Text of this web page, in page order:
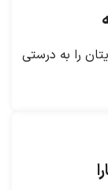
را به درستی